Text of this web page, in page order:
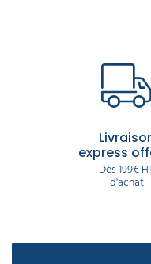
express
Dès 199€
d'achat